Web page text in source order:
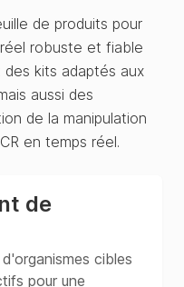
de produits pour
robuste et fiable
kits adaptés aux
aussi des
de la manipulation
en temps réel.
de
cibles
pour une